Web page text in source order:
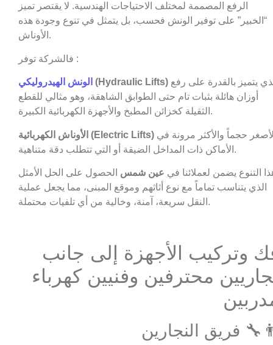
الرفع المصممة لمختلف الاحتياجات الهندسية. لا يقتصر تميز
“الخبير” على توفير الونش فحسب، بل يتمثل في تنوع وجودة هذه
الأوناش.
فالشركة توفر :
الونش الهيدروليكي (Hydraulic Lifts)
أوزان هائلة بثبات تام حتى الطوابق الشاهقة، وهو مثالي للقطع
الثقيلة كخزائن المطبخ والأجهزة الكهربائية الكبيرة.
الأوناش الكهربائية (Electric Lifts)
الأماكن ذات المداخل الضيقة أو التي تتطلب دقة متناهية.
التنوع يضمن لعملائنا في عين شمس الحصول على الحل الأمثل
الذي يتناسب تماماً مع نوع أثاثهم وموقع المبنى، مما يجعل عملية
النقل سريعة، آمنة، وخالية من أي تلفيات محتملة.
وتركيب الأجهزة إلى جانب
محترفين وفنيين كهرباء
فريق النجارين